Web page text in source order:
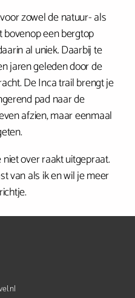
zowel de natuur- als
een bergtop
al uniek. Daarbij te
jaren geleden door de
De Inca trail brengt je
pad naar de
afzien, maar eenmaal
over raakt uitgepraat.
van als ik en wil je meer